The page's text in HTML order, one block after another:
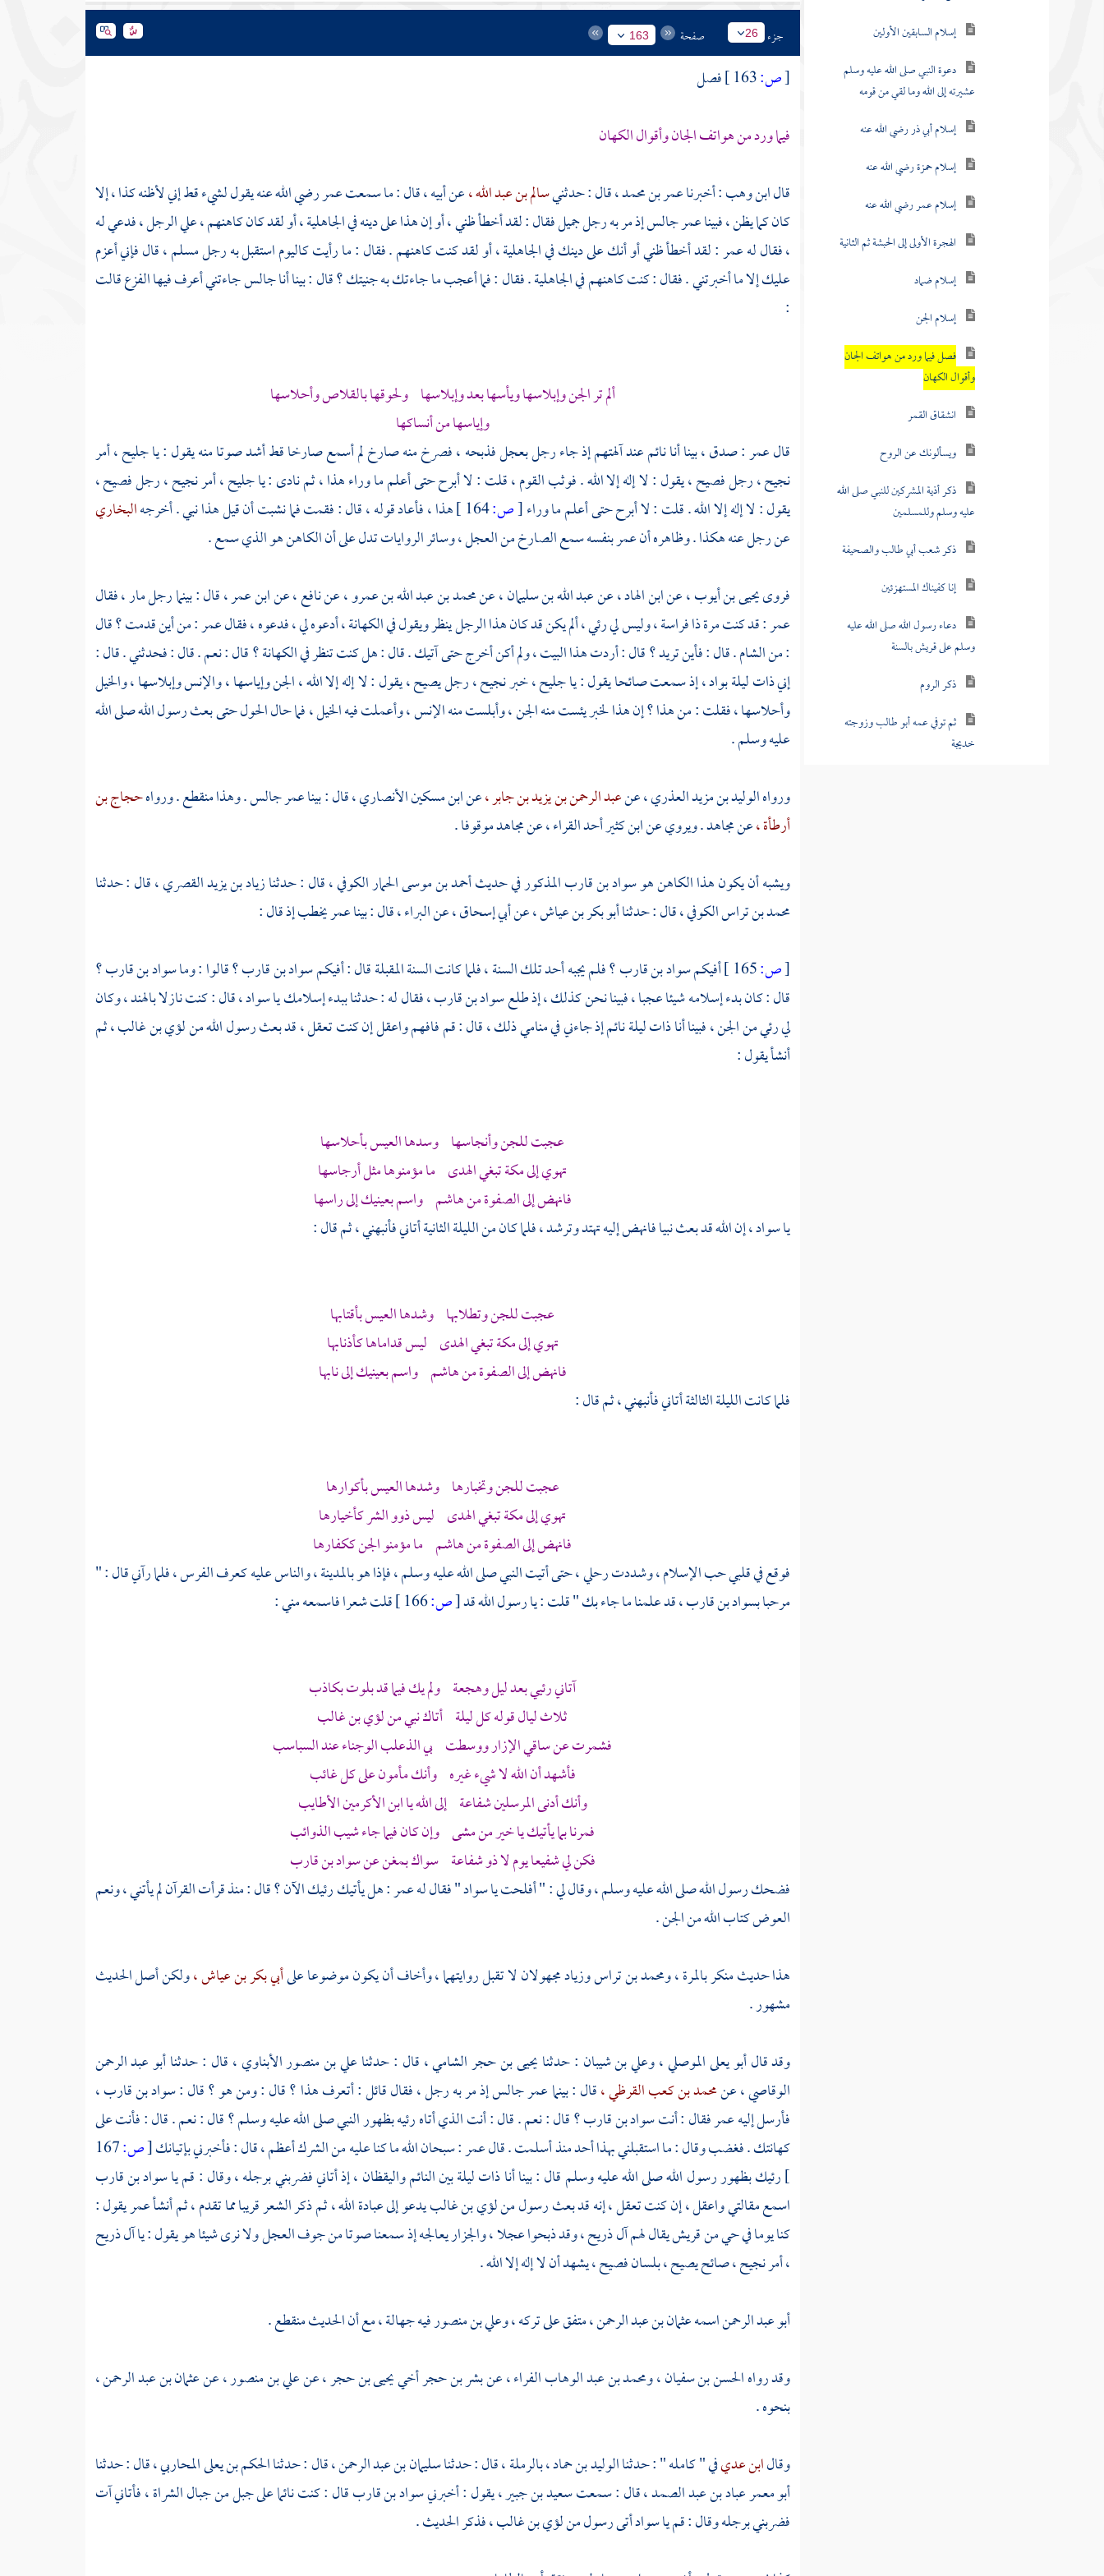
إسلام السابقين الأولين
دعوة النبي صلى الله عليه وسلم
عشيرته إلى الله وما لقي من قومه
إسلام أبي ذر رضي الله عنه
إسلام حمزة رضي الله عنه
إسلام عمر رضي الله عنه
الهجرة الأولى إلى الحبشة ثم الثانية
إسلام ضماد
إسلام الجن
فصل فيما ورد من هواتف الجان
وأقوال الكهان
انشقاق القمر
ويسألونك عن الروح
ذكر أذية المشركين للنبي صلى الله
عليه وسلم وللمسلمين
ذكر شعب أبي طالب والصحيفة
إنا كفيناك المستهزئين
دعاء رسول الله صلى الله عليه
وسلم على قريش بالسنة
ذكر الروم
ثم توفي عمه أبو طالب وزوجته
خديجة
جزء 26 صفحة 163
[ص:
فصل
فيما ورد من هواتف الجان وأقوال الكهان
قالابن وهب: أخبرناعمر بن محمد ،قال : حدثنيسالم بن عبد الله ،عن أبيه ، قال : ما سمعتعمررضي الله عنه يقول لشيء قط إني لأظنه كذا ، إلا
كان كما يظن ، فبيناعمرجالس إذ مر به رجل جميل فقال : لقد أخطأ ظني ، أو إن هذا على دينه في الجاهلية ، أو لقد كان كاهنهم ، علي الرجل ، فدعي له
، فقال لهعمر: لقد أخطأ ظني أو أنك على دينك في الجاهلية ، أو لقد كنت كاهنهم . فقال : ما رأيت كاليوم استقبل به رجل مسلم ، قال فإني أعزم
عليك إلا ما أخبرتني . فقال : كنت كاهنهم في الجاهلية . فقال : فما أعجب ما جاءتك به جنيتك ؟ قال : بينا أنا جالس جاءتني أعرف فيها الفزع قالت
:
ألم تر الجن وإبلاسها ويأسها بعد وإبلاسها ولحوقها بالقلاص وأحلاسها
وإياسها من أنساكها
قالعمر: صدق ، بينا أنا نائم عند آلهتهم إذ جاء رجل بعجل فذبحه ، فصرخ منه صارخ لم أسمع صارخا قط أشد صوتا منه يقول : يا جليح ، أمر
نجيح ، رجل فصيح ، يقول : لا إله إلا الله . فوثب القوم ، قلت : لا أبرح حتى أعلم ما وراء هذا ، ثم نادى : يا جليح ، أمر نجيح ، رجل فصيح ،
يقول : لا إله إلا الله . قلت : لا أبرح حتى أعلم ما وراء[ص:164 ] هذا ، فأعاد قوله ، قال : فقمت فما نشبت أن قيل هذا نبي . أخرجهالبخاري
عن رجل عنه هكذا . وظاهره أنعمربنفسه سمع الصارخ من العجل ، وسائر الروايات تدل على أن الكاهن هو الذي سمع .
فروىيحيى بن أيوب ،عنابن الهاد ،عنعبد الله بن سليمان ،عنمحمد بن عبد الله بن عمرو ،عننافع ،عنابن عمر ،قال : بينما رجل مار ، فقال
عمر: قد كنت مرة ذا فراسة ، وليس لي رئي ، ألم يكن قد كان هذا الرجل ينظر ويقول في الكهانة ، أدعوه لي ، فدعوه ، فقالعمر: من أين قدمت ؟ قال
: منالشام. قال : فأين تريد ؟ قال : أردت هذا البيت ، ولم أكن أخرج حتى آتيك . قال : هل كنت تنظر في الكهانة ؟ قال : نعم . قال : فحدثني . قال :
إني ذات ليلة بواد ، إذ سمعت صائحا يقول : يا جليح ، خبر نجيح ، رجل يصيح ، يقول : لا إله إلا الله ، الجن وإياسها ، والإنس وإبلاسها ، والخيل
وأحلاسها ، فقلت : من هذا ؟ إن هذا لخبر يئست منه الجن ، وأبلست منه الإنس ، وأعملت فيه الخيل ، فما حال الحول حتى بعث رسول الله صلى الله
عليه وسلم .
ورواهالوليد بن مزيد العذري ،عنعبد الرحمن بن يزيد بن جابر ،عنابن مسكين الأنصاري ،قال : بيناعمرجالس . وهذا منقطع . ورواهحجاج بن
أرطأة ،عنمجاهد. ويروي عنابن كثيرأحد القراء ، عنمجاهدموقوفا .
ويشبه أن يكون هذا الكاهن هوسواد بن قاربالمذكور في حديثأحمد بن موسىالحمار الكوفي ، قال : حدثنازياد بن يزيد القصري ،قال : حدثنا
محمد بن تراس الكوفي ،قال : حدثناأبو بكر بن عياش ،عنأبي إسحاق ،عنالبراء ،قال : بيناعمريخطب إذ قال :
[ص: أفيكمسواد بن قارب ؟فلم يجبه أحد تلك السنة ، فلما كانت السنة المقبلة قال : أفيكمسواد بن قارب ؟قالوا : وماسواد بن قارب ؟
قال : كان بدء إسلامه شيئا عجبا ، فبينا نحن كذلك ، إذ طلعسواد بن قارب ،فقال له : حدثنا ببدء إسلامك ياسواد ،قال : كنت نازلابالهند ،وكان
لي رئي من الجن ، فبينا أنا ذات ليلة نائم إذ جاءني في منامي ذلك ، قال : قم فافهم واعقل إن كنت تعقل ، قد بعث رسول الله منلؤي بن غالب ،ثم
أنشأ يقول :
عجبت للجن وأنجاسها وسدها العيس بأحلاسها
تهوي إلىمكةتبغي الهدى ما مؤمنوها مثل أرجاسها
فانهض إلى الصفوة منهاشم واسم بعينيك إلى راسها
ياسواد ،إن الله قد بعث نبيا فانهض إليه تهتد وترشد ، فلما كان من الليلة الثانية أتاني فأنبهني ، ثم قال :
عجبت للجن وتطلابها وشدها العيس بأقتابها
تهوي إلىمكةتبغي الهدى ليس قداماها كأذنابها
فانهض إلى الصفوة منهاشم واسم بعينيك إلى نابها
فلما كانت الليلة الثالثة أتاني فأنبهني ، ثم قال :
عجبت للجن وتخبارها وشدها العيس بأكوارها
تهوي إلىمكةتبغي الهدى ليس ذوو الشر كأخيارها
فانهض إلى الصفوة منهاشم ما مؤمنو الجن ككفارها
فوقع في قلبي حب الإسلام ، وشددت رحلي ، حتى أتيت النبي صلى الله عليه وسلم ، فإذا هوبالمدينة ،والناس عليه كعرف الفرس ، فلما رآني قال : "
مرحبابسواد بن قارب ،قد علمنا ما جاء بك " قلت : يا رسول الله قد[ص: قلت شعرا فاسمعه مني :
آتاني رئيي بعد ليل وهجعة ولم يك فيما قد بلوت بكاذب
ثلاث ليال قوله كل ليلة أتاك نبي منلؤي بن غالب
فشمرت عن ساقي الإزار ووسطت بي الذعلب الوجناء عند السباسب
فأشهد أن الله لا شيء غيره وأنك مأمون على كل غائب
وأنك أدنى المرسلين شفاعة إلى الله يا ابن الأكرمين الأطايب
فمرنا بما يأتيك يا خير من مشى وإن كان فيما جاء شيب الذوائب
فكن لي شفيعا يوم لا ذو شفاعة سواك بمغن عنسواد بن قارب
فضحك رسول الله صلى الله عليه وسلم ، وقال لي : " أفلحت ياسواد" فقال لهعمر: هل يأتيك رئيك الآن ؟ قال : منذ قرأت القرآن لم يأتني ، ونعم
العوض كتاب الله من الجن .
هذا حديث منكر بالمرة ،ومحمد بن تراسوزياد مجهولان لا تقبل روايتهما ، وأخاف أن يكون موضوعا علىأبي بكر بن عياش ،ولكن أصل الحديث
مشهور .
وقد قالأبو يعلى الموصلي ،وعلي بن شيبان : حدثنايحيى بن حجر الشامي ،قال : حدثناعلي بن منصور الأبناوي ،قال : حدثناأبو عبد الرحمن
الوقاصي ،عنمحمد بن كعب القرظي ،قال : بينماعمرجالس إذ مر به رجل ، فقال قائل : أتعرف هذا ؟ قال : ومن هو ؟ قال :سواد بن قارب ،
فأرسل إليهعمرفقال : أنتسواد بن قارب ؟قال : نعم . قال : أنت الذي أتاه رئيه بظهور النبي صلى الله عليه وسلم ؟ قال : نعم . قال : فأنت على
كهانتك . فغضب وقال : ما استقبلني بهذا أحد منذ أسلمت . قالعمر: سبحان الله ما كنا عليه من الشرك أعظم ، قال : فأخبرني بإتيانك[ص:167
]رئيك بظهور رسول الله صلى الله عليه وسلم قال : بينا أنا ذات ليلة بين النائم واليقظان ، إذ أتاني فضربني برجله ، وقال : قم ياسواد بن قارب
اسمع مقالتي واعقل ، إن كنت تعقل ، إنه قد بعث رسول منلؤي بن غالبيدعو إلى عبادة الله ، ثم ذكر الشعر قريبا مما تقدم ، ثم أنشأعمريقول :
كنا يوما في حي منقريشيقال لهمآل ذريح ،وقد ذبحوا عجلا ، والجزار يعالجه إذ سمعنا صوتا من جوف العجل ولا نرى شيئا هو يقول : ياآل ذريح
،أمر نجيح ، صائح يصيح ، بلسان فصيح ، يشهد أن لا إله إلا الله .
أبو عبد الرحمن اسمه عثمان بن عبد الرحمن ،متفق على تركه ،وعلي بن منصورفيه جهالة ، مع أن الحديث منقطع .
وقد رواهالحسن بن سفيان ،ومحمد بن عبد الوهاب الفراء ،عنبشر بن حجرأخييحيى بن حجر ،عنعلي بن منصور ،عنعثمان بن عبد الرحمن ،
بنحوه .
وقالابن عديفي " كامله " : حدثناالوليد بن حماد ،بالرملة ، قال : حدثناسليمان بن عبد الرحمن ،قال : حدثناالحكم بن يعلى المحاربي ،قال : حدثنا
أبو معمر عباد بن عبد الصمد ،قال : سمعتسعيد بن جبير ،يقول : أخبرنيسواد بن قاربقال : كنت نائما على جبل من جبال الشراة ، فأتاني آت
فضربني برجله وقال : قم ياسوادأتى رسول منلؤي بن غالب ،فذكر الحديث .